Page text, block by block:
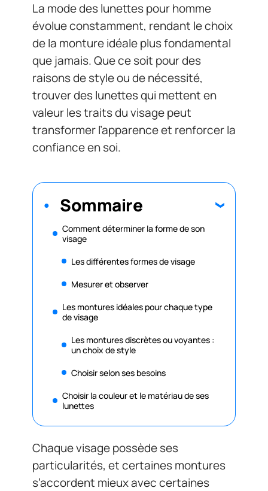
La mode des lunettes pour homme
évolue constamment, rendant le choix
de la monture idéale plus fondamental
que jamais. Que ce soit pour des
raisons de style ou de nécessité,
trouver des lunettes qui mettent en
valeur les traits du visage peut
transformer l’apparence et renforcer la
confiance en soi.
Sommaire
Comment déterminer la forme de son
visage
Les différentes formes de visage
Mesurer et observer
Les montures idéales pour chaque type
de visage
Les montures discrètes ou voyantes :
un choix de style
Choisir selon ses besoins
Choisir la couleur et le matériau de ses
lunettes
Chaque visage possède ses
particularités, et certaines montures
s’accordent mieux avec certaines